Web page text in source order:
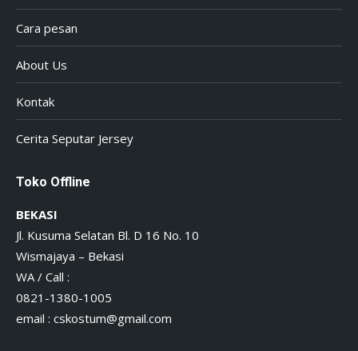
Cara pesan
About Us
Kontak
Cerita Seputar Jersey
Toko Offline
BEKASI
Jl. Kusuma Selatan Bl. D 16 No. 10
Wismajaya – Bekasi
WA / Call :
0821-1380-1005
email : cskostum@gmail.com